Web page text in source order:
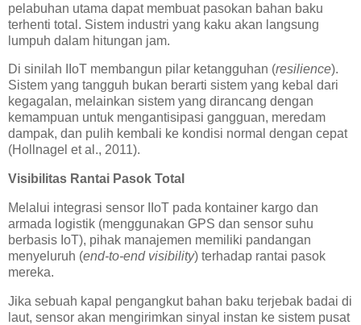
pelabuhan utama dapat membuat pasokan bahan baku
terhenti total. Sistem industri yang kaku akan langsung
lumpuh dalam hitungan jam.
Di sinilah IIoT membangun pilar ketangguhan (resilience).
Sistem yang tangguh bukan berarti sistem yang kebal dari
kegagalan, melainkan sistem yang dirancang dengan
kemampuan untuk mengantisipasi gangguan, meredam
dampak, dan pulih kembali ke kondisi normal dengan cepat
(Hollnagel et al., 2011).
Visibilitas Rantai Pasok Total
Melalui integrasi sensor IIoT pada kontainer kargo dan
armada logistik (menggunakan GPS dan sensor suhu
berbasis IoT), pihak manajemen memiliki pandangan
menyeluruh (end-to-end visibility) terhadap rantai pasok
mereka.
Jika sebuah kapal pengangkut bahan baku terjebak badai di
laut, sensor akan mengirimkan sinyal instan ke sistem pusat